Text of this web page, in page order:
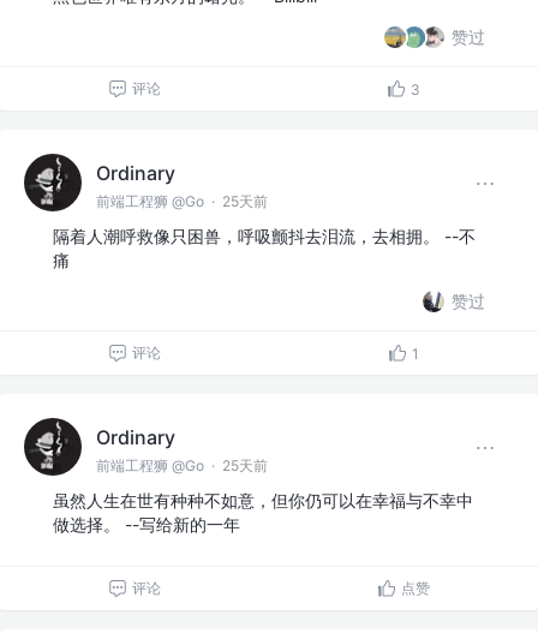
赞过
评论 3
Ordinary
前端工程狮 @Go · 25天前
隔着人潮呼救像只困兽，呼吸颤抖去泪流，去相拥。 --不
痛
赞过
评论 1
Ordinary
前端工程狮 @Go · 25天前
虽然人生在世有种种不如意，但你仍可以在幸福与不幸中
做选择。 --写给新的一年
评论 点赞